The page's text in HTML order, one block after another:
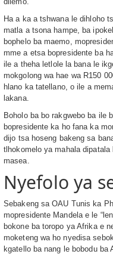
Ha a ka a tshwana le dihloho
matla a tsona hampe, ba
bophelo ba maemo,
mme a etsa bopresidente ba
ile a theha letlole la bana le
mokgolong wa hae wa R150
hlano ka tatellano, o ile a
lakana.
Boholo ba bo rakgwebo ba ile
bopresidente ka ho fana ka
dijo tsa hoseng bakeng sa
tlhokomelo ya mahala
masea.
Nyefolo ya
Sebakeng sa OAU Tunis ka
mopresidente Mandela e le
bokone ba toropo ya Afrika e
moketeng wa ho nyedisa
kgatello ba nang le bobodu ba